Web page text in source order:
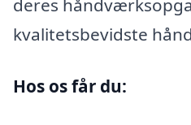
deres
kvalitetsbevidste
Hos os får du: